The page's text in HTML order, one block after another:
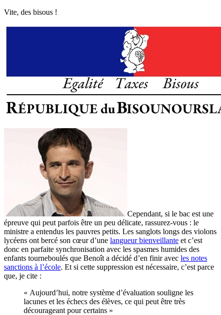
Vite, des bisous !
Cependant, si le bac est une
épreuve qui peut parfois être un peu délicate, rassurez-vous : le
ministre a entendus les pauvres petits. Les sanglots longs des violons
lycéens ont bercé son cœur d’une langueur bienveillante et c’est
donc en parfaite synchronisation avec les spasmes humides des
enfants tourneboulés que Benoît a décidé d’en finir avec les notes
sanctions à l’école. Et si cette suppression est nécessaire, c’est parce
que, je cite :
« Aujourd’hui, notre système d’évaluation souligne les
lacunes et les échecs des élèves, ce qui peut être très
décourageant pour certains »